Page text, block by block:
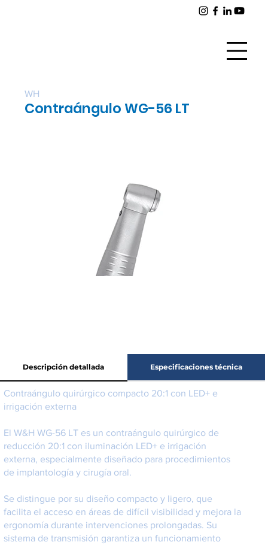
Descripción detallada Especificaciones técnica
Contraángulo quirúrgico compacto 20:1 con LED+ e
irrigación externa
El W&H WG-56 LT es un contraángulo quirúrgico de
reducción 20:1 con iluminación LED+ e irrigación
externa, especialmente diseñado para procedimientos
de implantología y cirugía oral.
Se distingue por su diseño compacto y ligero, que
facilita el acceso en áreas de difícil visibilidad y mejora la
ergonomía durante intervenciones prolongadas. Su
sistema de transmisión garantiza un funcionamiento
WH
Contraángulo WG-56 LT